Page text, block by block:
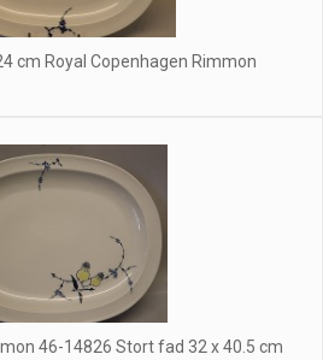
cm Royal Copenhagen Rimmon
46-14826 Stort fad 32 x 40.5 cm